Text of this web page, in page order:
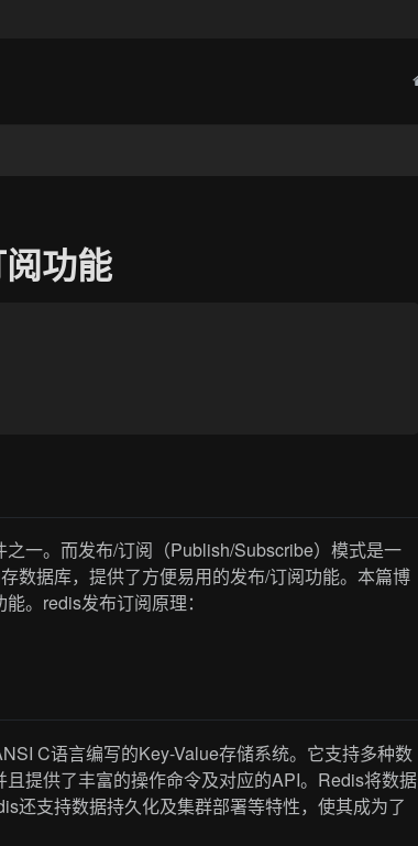
功能
一。而发布/订阅（Publish/Subscribe）模式是一
数据库，提供了方便易用的发布/订阅功能。本篇博
。redis发布订阅原理：
C语言编写的Key-Value存储系统。它支持多种数
提供了丰富的操作命令及对应的API。Redis将数据
还支持数据持久化及集群部署等特性，使其成为了